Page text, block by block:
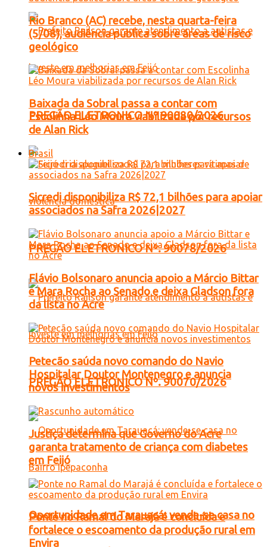
PREGÃO ELETRONICO Nº 90080/2026
PREGÃO ELETRONICO Nº. 90078/2026
PREGÃO ELETRONICO Nº. 90070/2026
Oportunidade em Tarauacá: vende-se casa no
Rio Branco (AC) recebe, nesta quarta-feira
(5/08), audiência pública sobre áreas de risco
geológico
Baixada da Sobral passa a contar com
Escolinha Léo Moura viabilizada por recursos
de Alan Rick
Brasil
Sicredi disponibiliza R$ 72,1 bilhões para apoiar
associados na Safra 2026|2027
Flávio Bolsonaro anuncia apoio a Márcio Bittar
e Mara Rocha ao Senado e deixa Gladson fora
da lista no Acre
Petecão saúda novo comando do Navio
Hospitalar Doutor Montenegro e anuncia
novos investimentos
Justiça determina que Governo do Acre
garanta tratamento de criança com diabetes
em Feijó
Ponte no Ramal do Marajá é concluída e
fortalece o escoamento da produção rural em
Envira